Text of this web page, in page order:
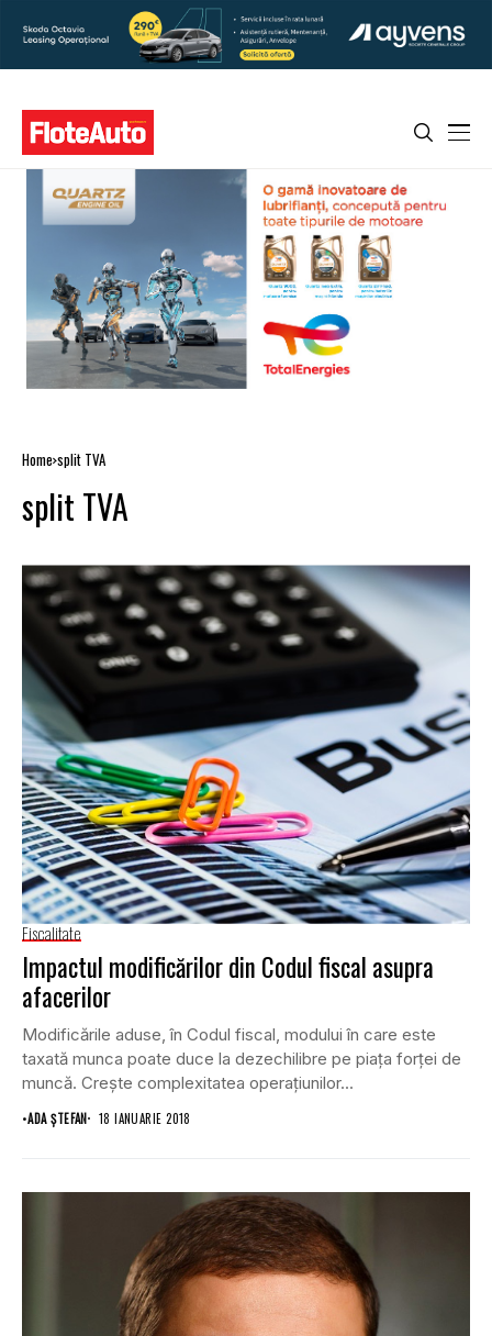
Home split TVA
split TVA
Fiscalitate
Impactul modificărilor din Codul fiscal asupra
afacerilor
Modificările aduse, în Codul fiscal, modului în care este
taxată munca poate duce la dezechilibre pe piaţa forţei de
muncă. Creşte complexitatea operaţiunilor...
•ADA ȘTEFAN 18 IANUARIE 2018